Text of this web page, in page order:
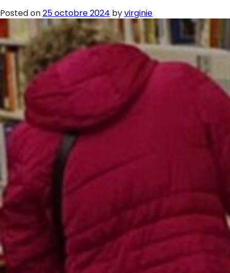
Posted on25 octobre 2024 byvirginie